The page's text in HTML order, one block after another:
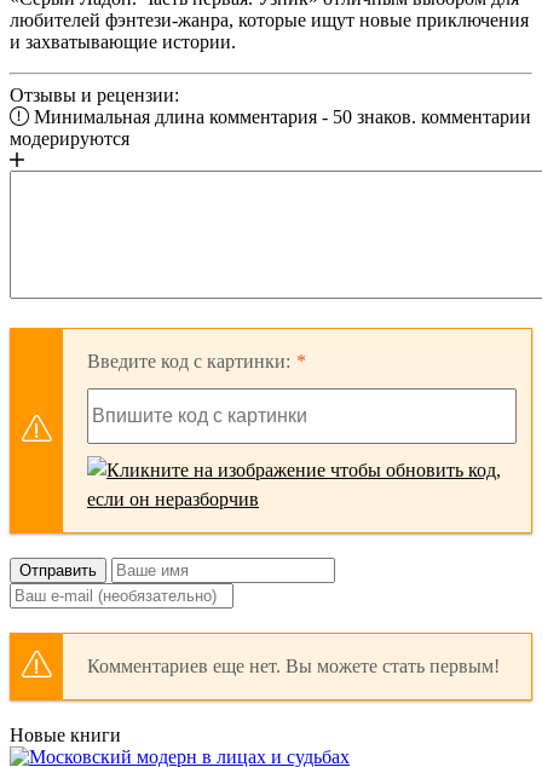
любителей фэнтези-жанра, которые ищут новые приключения
и захватывающие истории.
Отзывы и рецензии:
Минимальная длина комментария - 50 знаков. комментарии
модерируются
Введите код с картинки:
Отправить
Комментариев еще нет. Вы можете стать первым!
Новые книги